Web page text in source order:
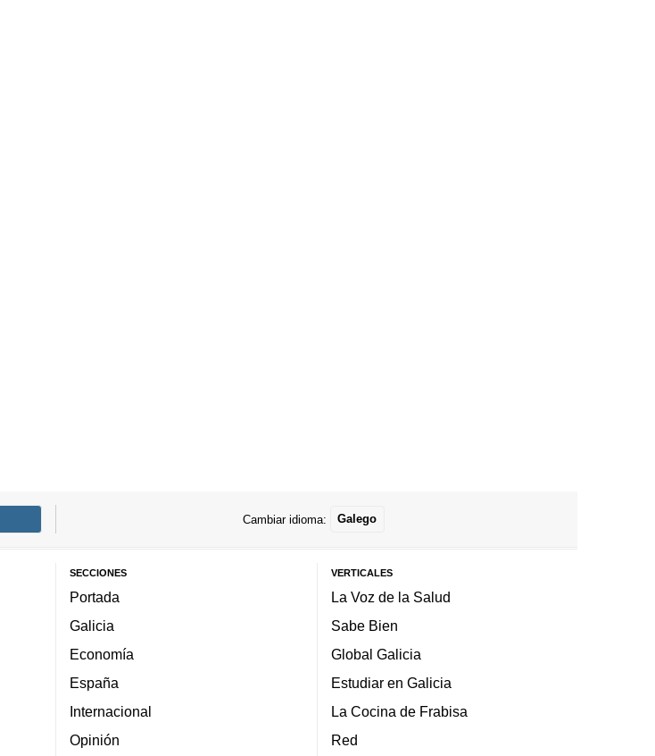
Cambiar idioma: Galego
SECCIONES
Portada
Galicia
Economía
España
Internacional
Opinión
VERTICALES
La Voz de la Salud
Sabe Bien
Global Galicia
Estudiar en Galicia
La Cocina de Frabisa
Red